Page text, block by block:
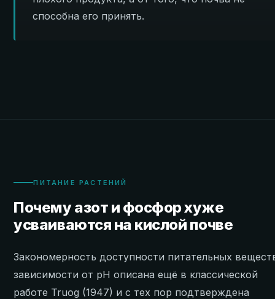
способна его принять.
ПИТАНИЕ РАСТЕНИЙ
Почему азот и фосфор хуже
усваиваются на кислой почве
Закономерность доступности питательных
зависимости от pH описана ещё в классической
работе Truog (1947) и с тех пор подтверждена